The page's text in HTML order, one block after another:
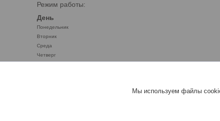
Режим работы:
День
Понедельник
Вторник
Среда
Четверг
Мы используем файлы